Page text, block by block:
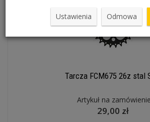
Tarcza FCM675 26z stal
Artykuł na zamówienie
29,00 zł
Ustawienia Odmowa